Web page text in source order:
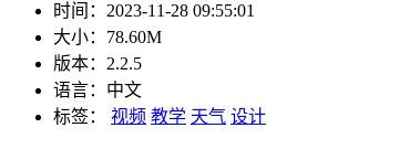
时间： 2023-11-28 09:55:01
大小： 78.60M
版本： 2.2.5
语言： 中文
标签：
视频 教学 天气 设计